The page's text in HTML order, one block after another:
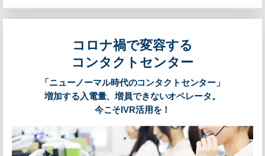
コロナ禍で変容する
コンタクトセンター
「ニューノーマル時代のコンタクトセンター」
増加する入電量、増員できないオペレータ。
今こそIVR活用を！